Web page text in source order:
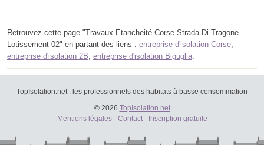
Retrouvez cette page "Travaux Etancheité Corse Strada Di Tragone
Lotissement 02" en partant des liens : entreprise d'isolation Corse
entreprise d'isolation 2B entreprise d'isolation Biguglia
TopIsolation.net : les professionnels des habitats à basse consommation
© 2026 TopIsolation.net
Mentions légales- Contact- Inscription gratuite